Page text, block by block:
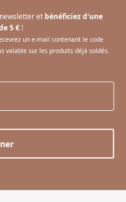
et bénéficiez d'une
5 € !
un e-mail contenant le code
valable sur les produits déjà soldés.